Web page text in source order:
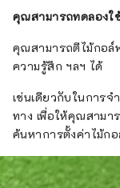
คุณสามารถทดลองใ
คุณสามารถตีไม้กอล์
ความรู้สึก ฯลฯ ได้
เช่นเดียวกับในการ
ทาง เพื่อให้คุณสามา
ค้นหาการตั้งค่าไม้ก